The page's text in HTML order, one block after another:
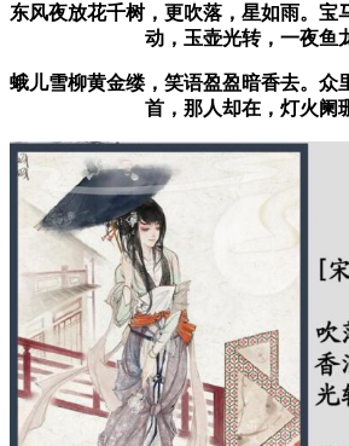
东风夜放花千树，更吹落，星如雨。宝
动，玉壶光转，一夜鱼
蛾儿雪柳黄金缕，笑语盈盈暗香去。众
首，那人却在，灯火阑